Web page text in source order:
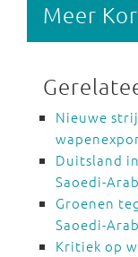
Meer
Nieuwe
Duitsland
Saoedi-
Groenen
Saoedi-
Kritiek op